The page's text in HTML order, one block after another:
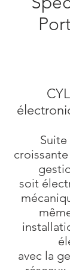
soit
avec la